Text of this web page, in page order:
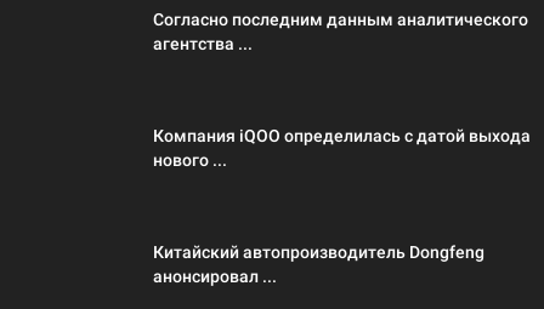
Согласно последним данным аналитического
агентства ...
Компания iQOO определилась с датой выхода
нового ...
Китайский автопроизводитель Dongfeng
анонсировал ...